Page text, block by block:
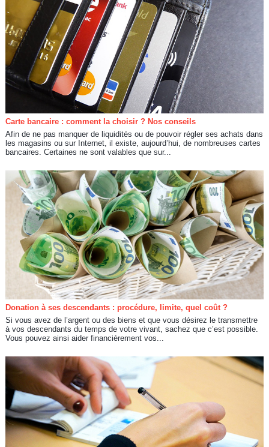
Carte bancaire : comment la choisir ? Nos conseils
Afin de ne pas manquer de liquidités ou de pouvoir régler ses achats dans
les magasins ou sur Internet, il existe, aujourd’hui, de nombreuses cartes
bancaires. Certaines ne sont valables que sur...
Donation à ses descendants : procédure, limite, quel coût ?
Si vous avez de l’argent ou des biens et que vous désirez le transmettre
à vos descendants du temps de votre vivant, sachez que c’est possible.
Vous pouvez ainsi aider financièrement vos...